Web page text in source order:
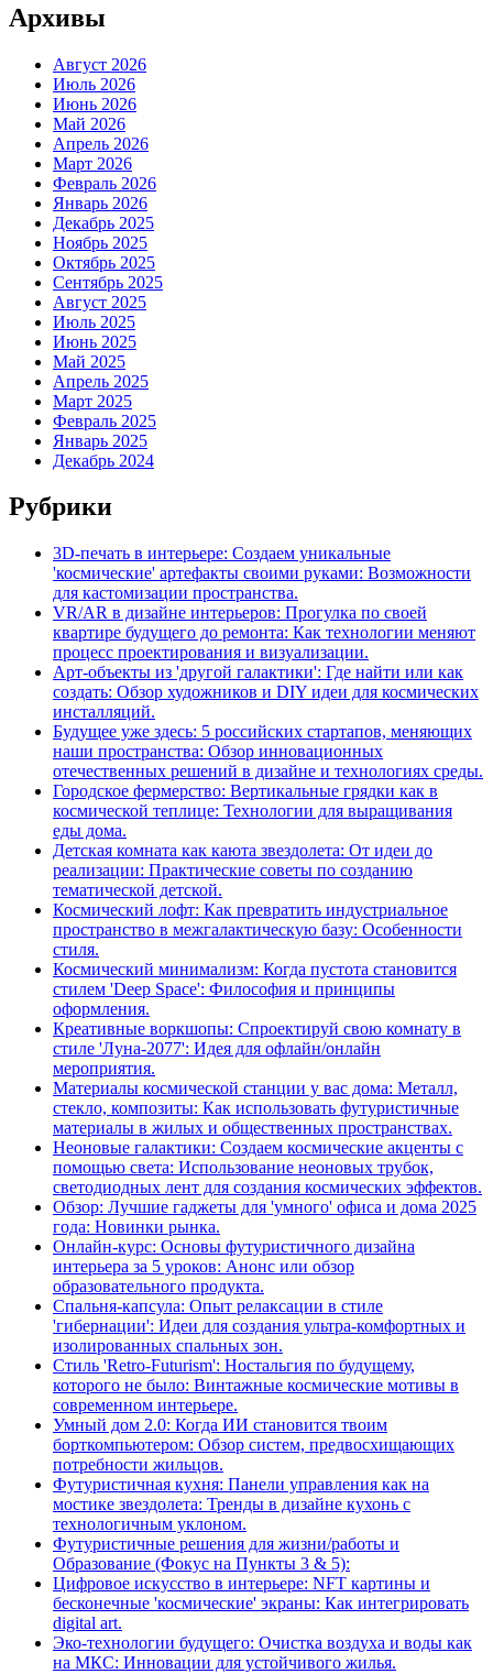
Архивы
Август 2026
Июль 2026
Июнь 2026
Май 2026
Апрель 2026
Март 2026
Февраль 2026
Январь 2026
Декабрь 2025
Ноябрь 2025
Октябрь 2025
Сентябрь 2025
Август 2025
Июль 2025
Июнь 2025
Май 2025
Апрель 2025
Март 2025
Февраль 2025
Январь 2025
Декабрь 2024
Рубрики
3D-печать в интерьере: Создаем уникальные
'космические' артефакты своими руками: Возможности
для кастомизации пространства.
VR/AR в дизайне интерьеров: Прогулка по своей
квартире будущего до ремонта: Как технологии меняют
процесс проектирования и визуализации.
Арт-объекты из 'другой галактики': Где найти или как
создать: Обзор художников и DIY идеи для космических
инсталляций.
Будущее уже здесь: 5 российских стартапов, меняющих
наши пространства: Обзор инновационных
отечественных решений в дизайне и технологиях среды.
Городское фермерство: Вертикальные грядки как в
космической теплице: Технологии для выращивания
еды дома.
Детская комната как каюта звездолета: От идеи до
реализации: Практические советы по созданию
тематической детской.
Космический лофт: Как превратить индустриальное
пространство в межгалактическую базу: Особенности
стиля.
Космический минимализм: Когда пустота становится
стилем 'Deep Space': Философия и принципы
оформления.
Креативные воркшопы: Спроектируй свою комнату в
стиле 'Луна-2077': Идея для офлайн/онлайн
мероприятия.
Материалы космической станции у вас дома: Металл,
стекло, композиты: Как использовать футуристичные
материалы в жилых и общественных пространствах.
Неоновые галактики: Создаем космические акценты с
помощью света: Использование неоновых трубок,
светодиодных лент для создания космических эффектов.
Обзор: Лучшие гаджеты для 'умного' офиса и дома 2025
года: Новинки рынка.
Онлайн-курс: Основы футуристичного дизайна
интерьера за 5 уроков: Анонс или обзор
образовательного продукта.
Спальня-капсула: Опыт релаксации в стиле
'гибернации': Идеи для создания ультра-комфортных и
изолированных спальных зон.
Стиль 'Retro-Futurism': Ностальгия по будущему,
которого не было: Винтажные космические мотивы в
современном интерьере.
Умный дом 2.0: Когда ИИ становится твоим
борткомпьютером: Обзор систем, предвосхищающих
потребности жильцов.
Футуристичная кухня: Панели управления как на
мостике звездолета: Тренды в дизайне кухонь с
технологичным уклоном.
Футуристичные решения для жизни/работы и
Образование (Фокус на Пункты 3 & 5):
Цифровое искусство в интерьере: NFT картины и
бесконечные 'космические' экраны: Как интегрировать
digital art.
Эко-технологии будущего: Очистка воздуха и воды как
на МКС: Инновации для устойчивого жилья.